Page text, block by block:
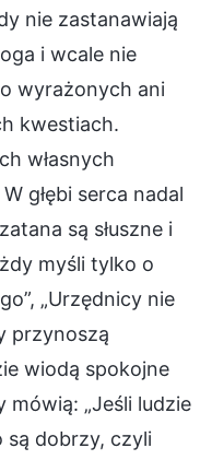
nie zastanawiają
i wcale nie
wyrażonych ani
kwestiach.
własnych
głębi serca nadal
są słuszne i
myśli tylko o
„Urzędnicy nie
przynoszą
wiodą spokojne
mówią: „Jeśli ludzie
dobrzy, czyli